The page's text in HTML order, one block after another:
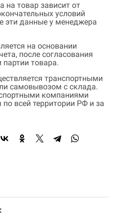
на товар зависит от
условий
эти данные у менеджера
на основании
после согласования
партии товара.
транспортными
самовывозом с склада.
компаниями
по всей территории РФ и за